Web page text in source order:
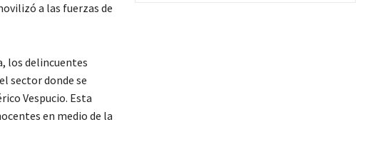
a las fuerzas de
los delincuentes
sector donde se
Vespucio. Esta
en medio de la